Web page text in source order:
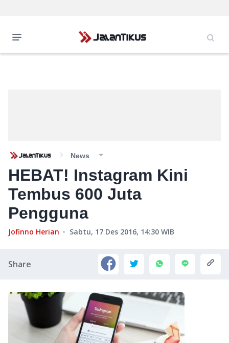
News
HEBAT! Instagram Kini
Tembus 600 Juta
Pengguna
Jofinno Herian Sabtu, 17 Des 2016, 14:30 WIB
Share